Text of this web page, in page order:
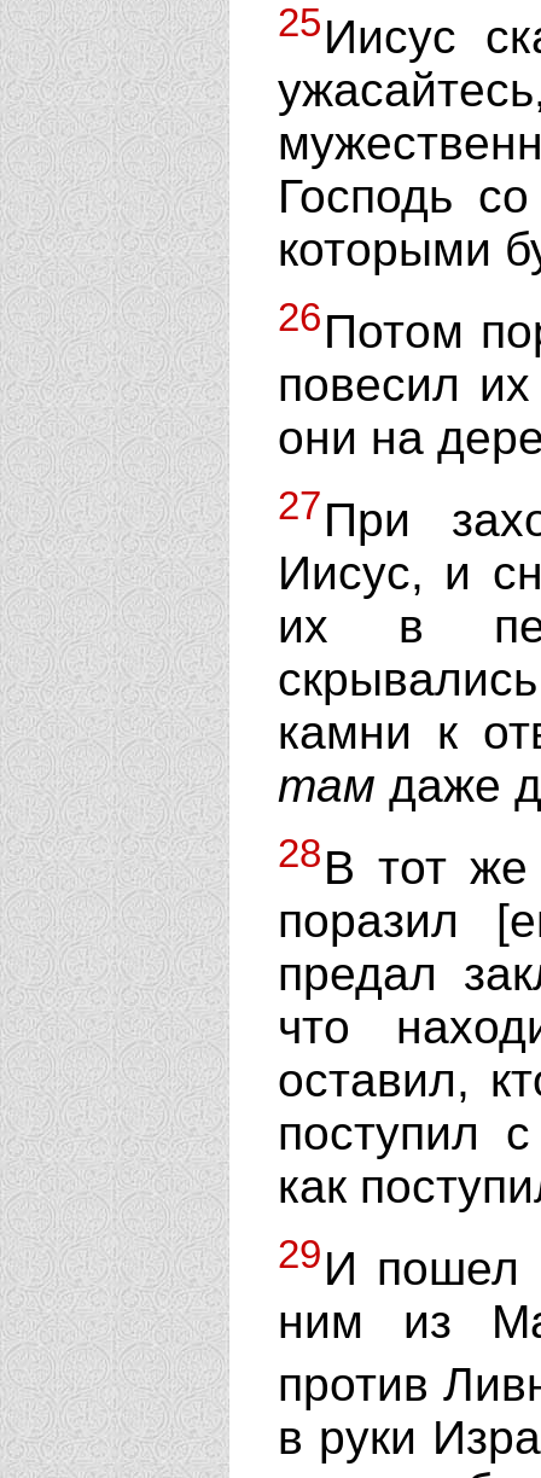
25Иисус
Господь
которыми
26Потом
повесил
они на
27При
Иисус, и
их в
камни к
там даже
28В тот
поразил
предал
что
оставил,
поступил
как
29И пошел
ним из
против
в руки